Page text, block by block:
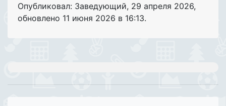
Опубликовал: Заведующий, 29 апреля 2026,
обновлено 11 июня 2026 в 16:13.